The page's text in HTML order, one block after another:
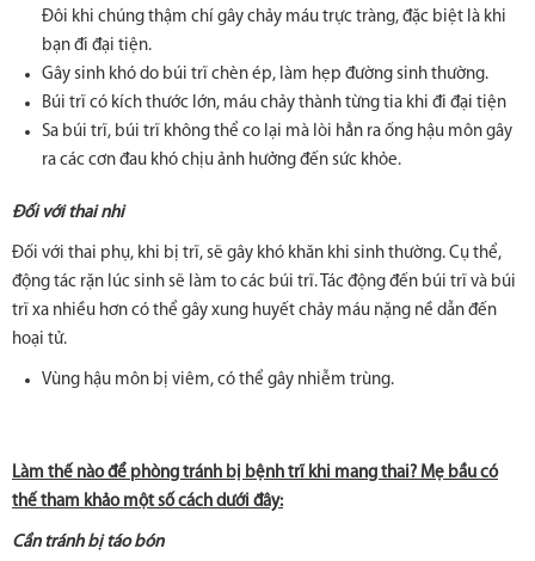
Đôi khi chúng thậm chí gây chảy máu trực tràng, đặc biệt là khi
bạn đi đại tiện.
Gây sinh khó do búi trĩ chèn ép, làm hẹp đường sinh thường.
Búi trĩ có kích thước lớn, máu chảy thành từng tia khi đi đại tiện
Sa búi trĩ, búi trĩ không thể co lại mà lòi hẳn ra ống hậu môn gây
ra các cơn đau khó chịu ảnh hưởng đến sức khỏe.
Đối với thai nhi
Đối với thai phụ, khi bị trĩ, sẽ gây khó khăn khi sinh thường. Cụ thể,
động tác rặn lúc sinh sẽ làm to các búi trĩ. Tác động đến búi trĩ và búi
trĩ xa nhiều hơn có thể gây xung huyết chảy máu nặng nề dẫn đến
hoại tử.
Vùng hậu môn bị viêm, có thể gây nhiễm trùng.
Làm thế nào để phòng tránh bị bệnh trĩ khi mang thai? Mẹ bầu có
thế tham khảo một số cách dưới đây:
Cần tránh bị táo bón